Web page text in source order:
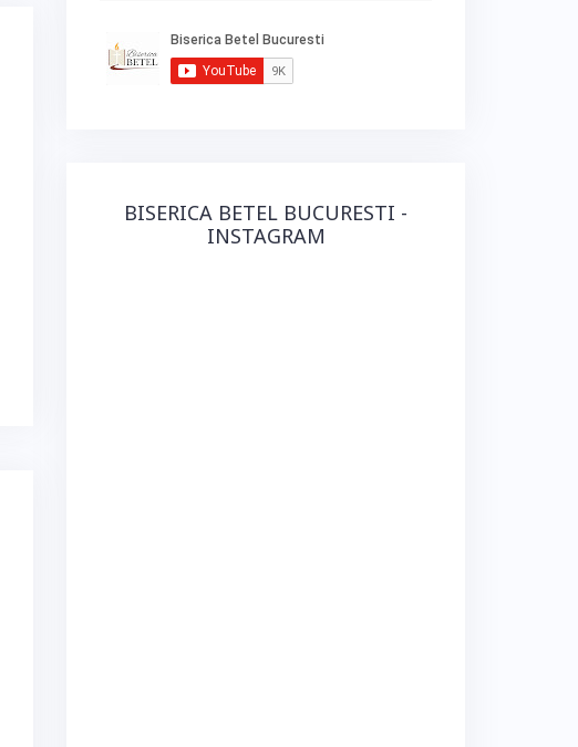
BISERICA BETEL BUCURESTI -
INSTAGRAM